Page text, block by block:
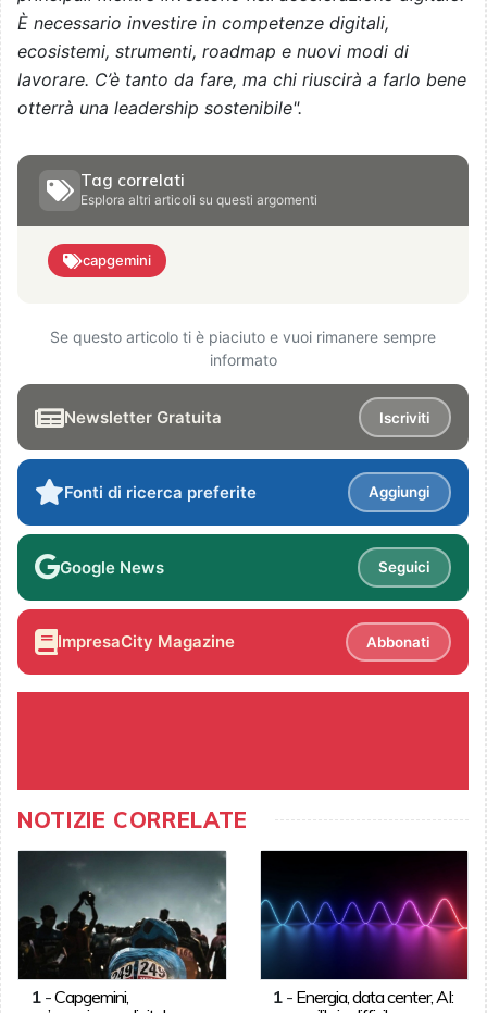
È necessario investire in competenze digitali,
ecosistemi, strumenti, roadmap e nuovi modi di
lavorare. C’è tanto da fare, ma chi riuscirà a farlo bene
otterrà una leadership sostenibile".
Tag correlati
Esplora altri articoli su questi argomenti
capgemini
Se questo articolo ti è piaciuto e vuoi rimanere sempre
informato
Newsletter Gratuita Iscriviti
Fonti di ricerca preferite Aggiungi
Google News Seguici
ImpresaCity Magazine Abbonati
NOTIZIE CORRELATE
1-Capgemini,
1 - Energia, data center, AI: